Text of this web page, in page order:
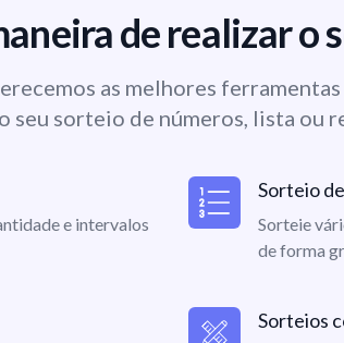
de realizar o
as melhores ferramentas
seu sorteio de números, lista ou
e intervalos
Sorteio
Sorteie
de forma
Sorteios